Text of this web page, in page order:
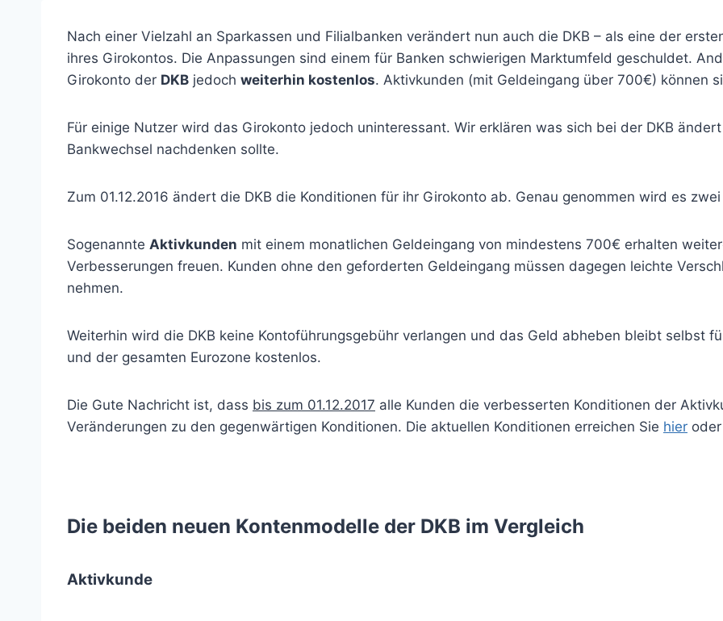
Nach einer Vielzahl an Sparkassen und Filialbanken verändert nun auch die DKB – als eine der
ihres Girokontos. Die Anpassungen sind einem für Banken schwierigen Marktumfeld geschuldet.
Girokonto der DKB jedoch weiterhin kostenlos. Aktivkunden (mit Geldeingang über 700€) können
Für einige Nutzer wird das Girokonto jedoch uninteressant. Wir erklären was sich bei der DKB
Bankwechsel nachdenken sollte.
Zum 01.12.2016 ändert die DKB die Konditionen für ihr Girokonto ab. Genau genommen wird es
Sogenannte Aktivkunden mit einem monatlichen Geldeingang von mindestens 700€ erhalten
Verbesserungen freuen. Kunden ohne den geforderten Geldeingang müssen dagegen leichte
nehmen.
Weiterhin wird die DKB keine Kontoführungsgebühr verlangen und das Geld abheben bleibt selbst
und der gesamten Eurozone kostenlos.
Die Gute Nachricht ist, dass bis zum 01.12.2017 alle Kunden die verbesserten Konditionen der
Veränderungen zu den gegenwärtigen Konditionen. Die aktuellen Konditionen erreichen Sie hier
Die beiden neuen Kontenmodelle der DKB im Vergleich
Aktivkunde